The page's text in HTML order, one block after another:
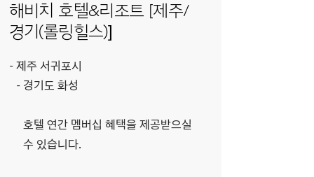
해비치 호텔&리조트 [제주/
경기(롤링힐스)]
제주 서귀포시
경기도 화성
호텔 연간 멤버십 혜택을 제공받으실
수 있습니다.